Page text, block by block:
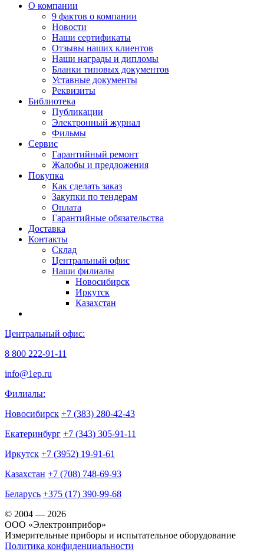
О компании
9 фактов о компании
Новости
Наши сертификаты
Отзывы наших клиентов
Наши награды и дипломы
Бланки типовых документов
Уставные документы
Реквизиты
Библиотека
Публикации
Электронный журнал
Фильмы
Сервис
Гарантийный ремонт
Жалобы и предложения
Покупка
Как сделать заказ
Закупки по тендерам
Оплата
Гарантийные обязательства
Доставка
Контакты
Склад
Центральный офис
Наши филиалы
Новосибирск
Иркутск
Казахстан
Центральный офис:
8 800 222-91-11
info@1ep.ru
Филиалы:
Новосибирск +7 (383) 280-42-43
Екатеринбург +7 (343) 305-91-11
Иркутск +7 (3952) 19-91-61
Казахстан +7 (708) 748-69-93
Беларусь +375 (17) 390-99-68
© 2004 — 2026
OOO «Электронприбор»
Измерительные приборы и испытательное оборудование
Политика конфиденциальности